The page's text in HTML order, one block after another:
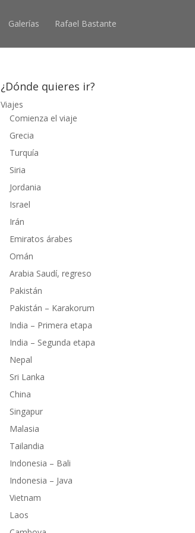
Galerías Rafael Bastante
¿Dónde quieres ir?
Viajes
Comienza el viaje
Grecia
Turquía
Siria
Jordania
Israel
Irán
Emiratos árabes
Omán
Arabia Saudí, regreso
Pakistán
Pakistán – Karakorum
India – Primera etapa
India – Segunda etapa
Nepal
Sri Lanka
China
Singapur
Malasia
Tailandia
Indonesia – Bali
Indonesia – Java
Vietnam
Laos